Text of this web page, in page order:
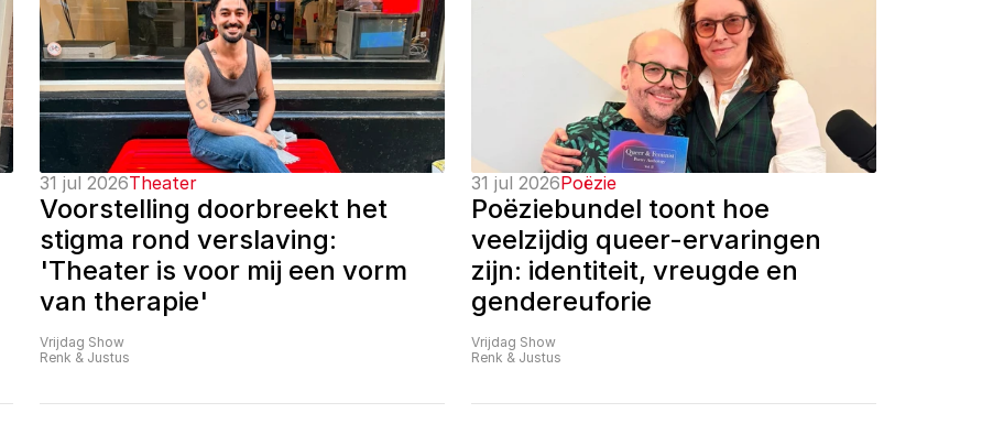
31 jul 2026Theater
Voorstelling doorbreekt het
stigma rond verslaving:
'Theater is voor mij een vorm
van therapie'
Vrijdag Show
Renk & Justus
31 jul 2026Poëzie
Poëziebundel toont hoe
veelzijdig queer-ervaringen
zijn: identiteit, vreugde en
gendereuforie
Vrijdag Show
Renk & Justus